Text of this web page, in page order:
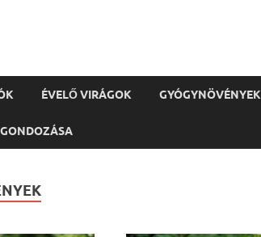
ÉVELŐ VIRÁGOK GYÓGYNÖVÉNYEK